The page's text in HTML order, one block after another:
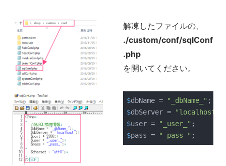
解凍したファイルの、
./custom/conf/sqlConf
.php
を開いてください。
$dbName = "_dbName_" ;
$dbServer = "localhost"
$user = "_user_" ;
$pass = "_pass_" ;